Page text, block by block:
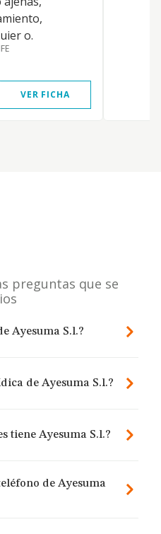
o.
VER FICHA
preguntas que se
Ayesuma S.l.?
de Ayesuma S.l.?
tiene Ayesuma S.l.?
de Ayesuma